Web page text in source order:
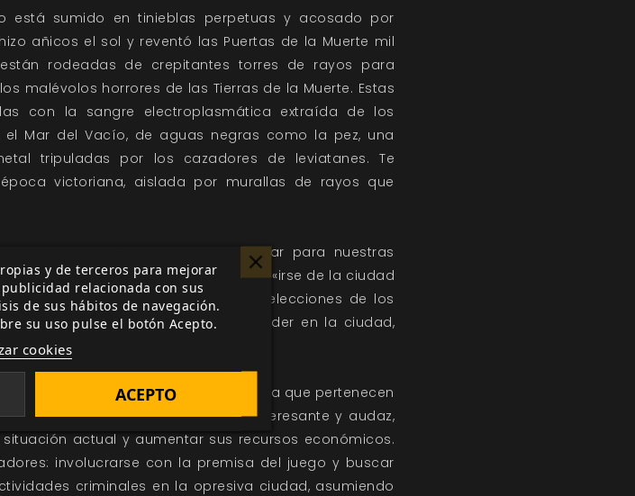
está sumido en tinieblas perpetuas y acosado por
añicos el sol y reventó las Puertas de la Muerte mil
rodeadas de crepitantes torres de rayos para
malévolos horrores de las Tierras de la Muerte. Estas
con la sangre electroplasmática extraída de los
Mar del Vacío, de aguas negras como la pez, una
tripuladas por los cazadores de leviatanes. Te
victoriana, aislada por murallas de rayos que
en tensión a punto de estallar para nuestras
rayos no es una buena idea, así que «irse de la ciudad
trabajo no es muy práctico. Las elecciones de los
y cambian el equilibrio de poder en la ciudad,
los demás para crear la banda a la que pertenecen
de dar vida es un delincuente interesante y audaz,
actual y aumentar sus recursos económicos.
involucrarse con la premisa del juego y buscar
criminales en la opresiva ciudad, asumiendo
y de terceros para mejorar
relacionada con sus
de sus hábitos de navegación.
su uso pulse el botón Acepto.
cookies
ACEPTO